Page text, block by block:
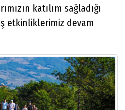
katılım sağladığı
etkinliklerimiz devam